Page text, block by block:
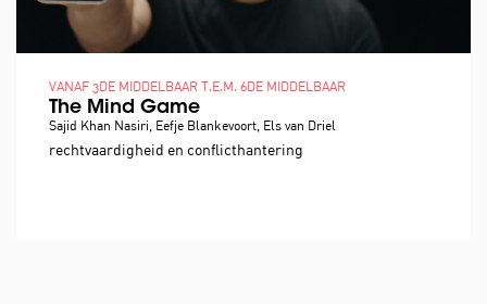
The Mind Game
Sajid Khan Nasiri, Eefje Blankevoort, Els van Driel
VANAF 3DE MIDDELBAAR T.E.M. 6DE MIDDELBAAR
rechtvaardigheid en conflicthantering